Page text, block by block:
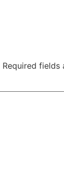
Required fields